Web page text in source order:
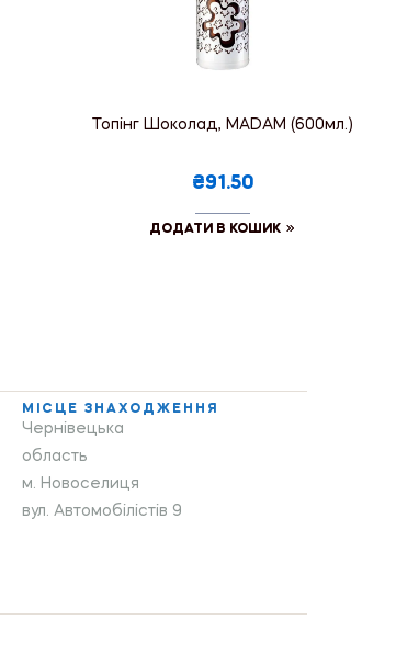
Топінг Шоколад, MADAM (600мл.)
₴91.50
ДОДАТИ В КОШИК
МІСЦЕ ЗНАХОДЖЕННЯ
Чернівецька
область
м. Новоселиця
вул. Автомобілістів 9